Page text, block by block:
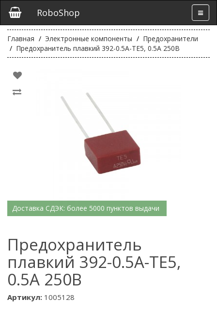
RoboShop
Главная Электронные компоненты
Предохранители
Предохранитель плавкий 392-0.5A-TE5, 0.5А 250В
Доставка СДЭК: более 5000 пунктов выдачи
Предохранитель
плавкий 392-0.5A-TE5,
0.5А 250В
Артикул: 1005128